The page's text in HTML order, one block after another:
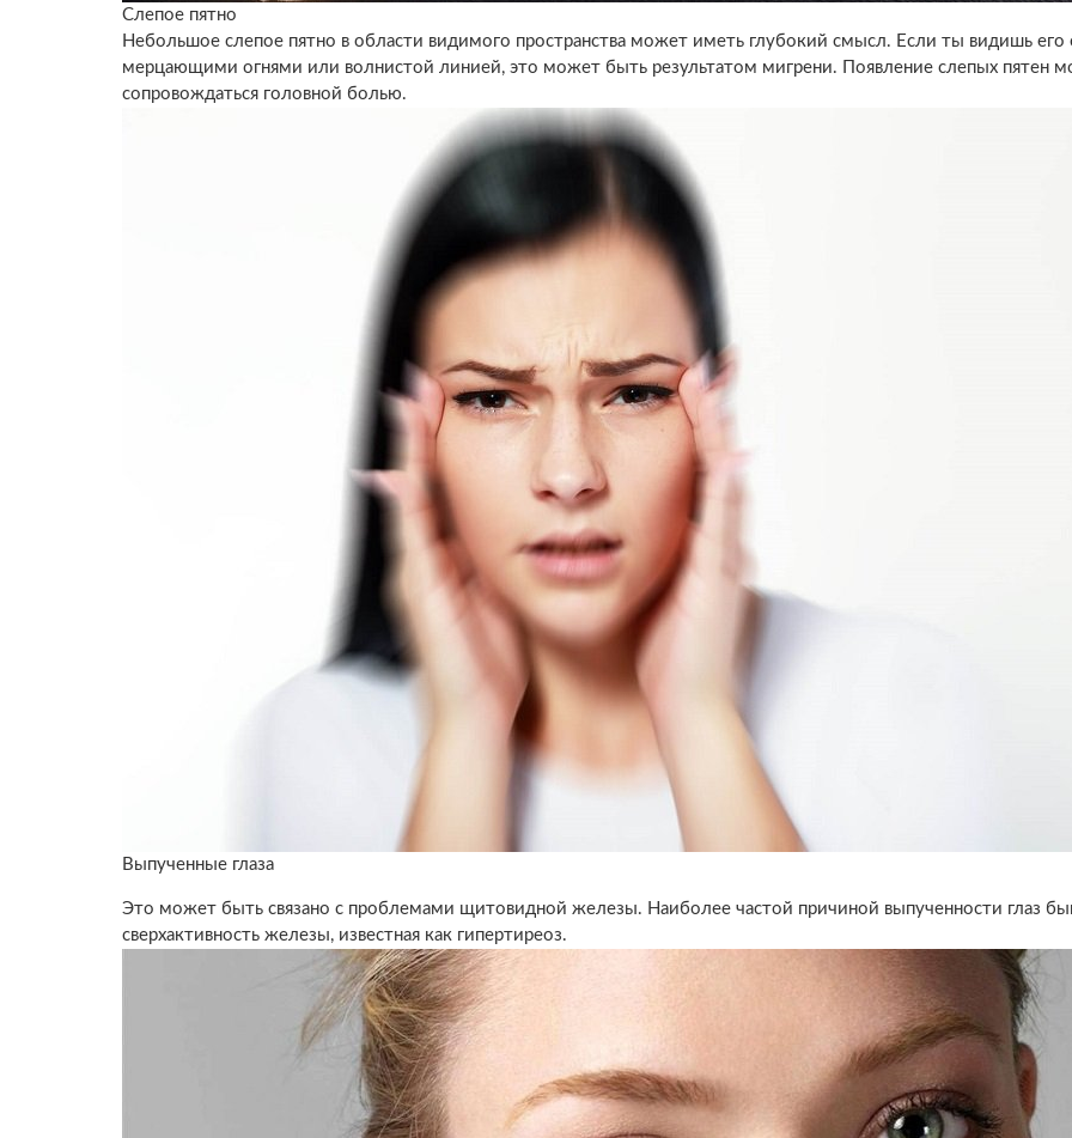
Слепое пятно
Небольшое слепое пятно в области видимого пространства может иметь глубокий смысл. Если ты видишь его
мерцающими огнями или волнистой линией, это может быть результатом мигрени. Появление слепых пятен
сопровождаться головной болью.
Выпученные глаза
Это может быть связано с проблемами щитовидной железы. Наиболее частой причиной выпученности глаз
сверхактивность железы, известная как гипертиреоз.